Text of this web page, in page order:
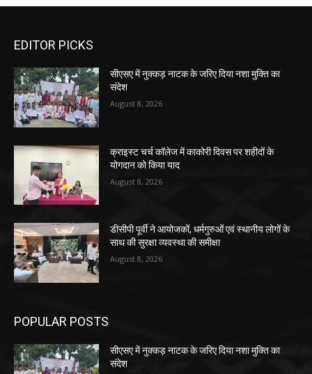
EDITOR PICKS
सीएसए में नुक्कड़ नाटक के जरिए दिया नशा मुक्ति का
संदेश
August 8, 2026
क्राइस्ट चर्च कॉलेज में काकोरी दिवस पर शहीदों के
योगदान को किया याद
August 8, 2026
डीसीपी पूर्वी ने आयोजकों, धर्मगुरुओं एवं स्थानीय लोगों के
साथ की सुरक्षा व्यवस्था की समीक्षा
August 8, 2026
POPULAR POSTS
सीएसए में नुक्कड़ नाटक के जरिए दिया नशा मुक्ति का
संदेश